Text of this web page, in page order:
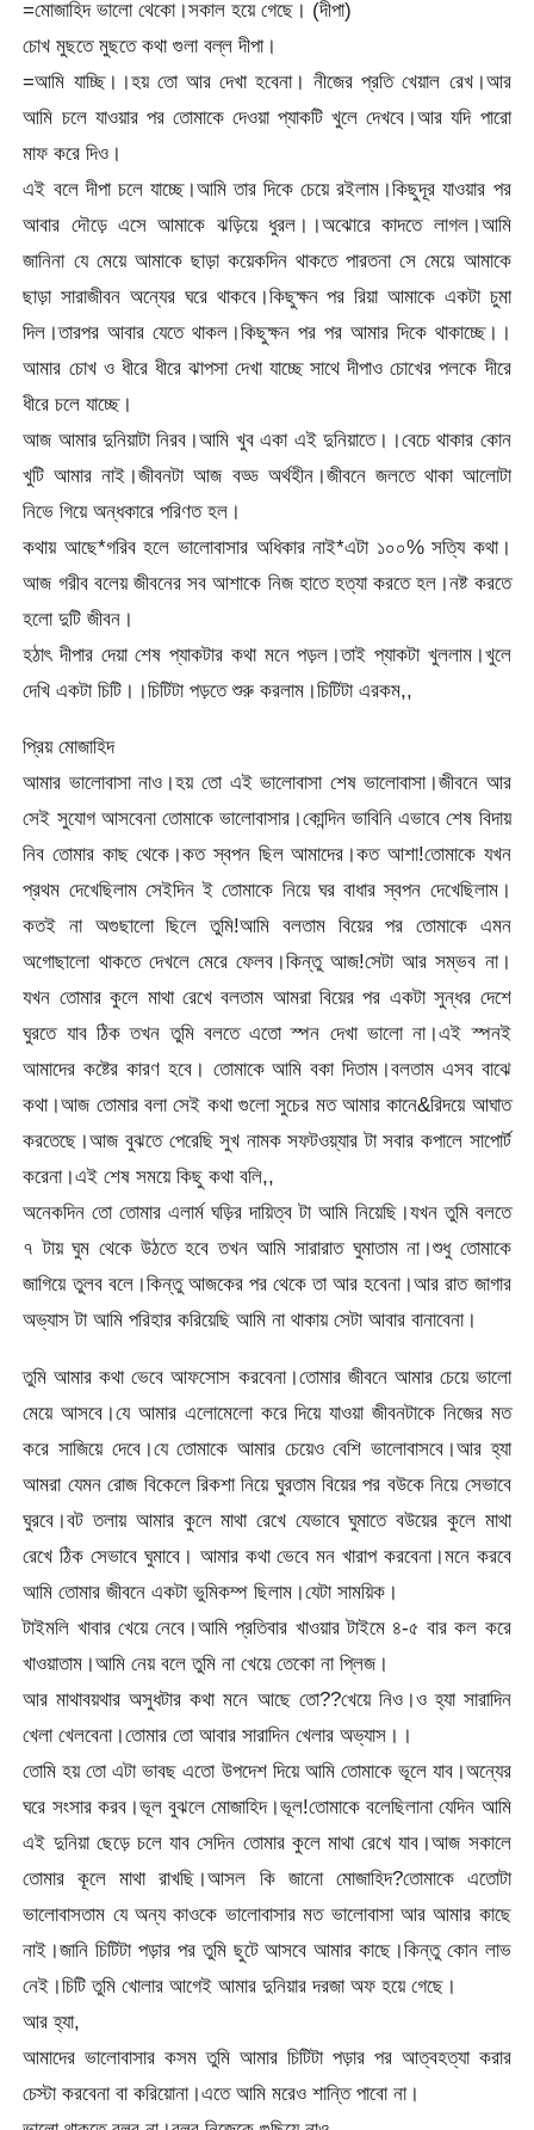
=মোজাহিদ ভালো থেকো।সকাল হয়ে গেছে। (দীপা)
চোখ মুছতে মুছতে কথা গুলা বল্ল দীপা।
=আমি যাচ্ছি।।হয় তো আর দেখা হবেনা। নীজের প্রতি খেয়াল রেখ।আর
আমি চলে যাওয়ার পর তোমাকে দেওয়া প্যাকটি খুলে দেখবে।আর যদি পারো
মাফ করে দিও।
এই বলে দীপা চলে যাচ্ছে।আমি তার দিকে চেয়ে রইলাম।কিছুদূর যাওয়ার পর
আবার দৌড়ে এসে আমাকে ঝড়িয়ে ধুরল।।অঝোরে কাদতে লাগল।আমি
জানিনা যে মেয়ে আমাকে ছাড়া কয়েকদিন থাকতে পারতনা সে মেয়ে আমাকে
ছাড়া সারাজীবন অন্যের ঘরে থাকবে।কিছুক্ষন পর রিয়া আমাকে একটা চুমা
দিল।তারপর আবার যেতে থাকল।কিছুক্ষন পর পর আমার দিকে থাকাচ্ছে।।
আমার চোখ ও ধীরে ধীরে ঝাপসা দেখা যাচ্ছে সাথে দীপাও চোখের পলকে দীরে
ধীরে চলে যাচ্ছে।
আজ আমার দুনিয়াটা নিরব।আমি খুব একা এই দুনিয়াতে।।বেচে থাকার কোন
খুটি আমার নাই।জীবনটা আজ বড্ড অর্থহীন।জীবনে জলতে থাকা আলোটা
নিভে গিয়ে অন্ধকারে পরিণত হল।
কথায় আছে*গরিব হলে ভালোবাসার অধিকার নাই*এটা ১০০% সত্যি কথা।
আজ গরীব বলেয় জীবনের সব আশাকে নিজ হাতে হত্যা করতে হল।নষ্ট করতে
হলো দুটি জীবন।
হঠাৎ দীপার দেয়া শেষ প্যাকটার কথা মনে পড়ল।তাই প্যাকটা খুললাম।খুলে
দেখি একটা চিটি।।চিটিটা পড়তে শুরু করলাম।চিটিটা এরকম,,
প্রিয় মোজাহিদ
আমার ভালোবাসা নাও।হয় তো এই ভালোবাসা শেষ ভালোবাসা।জীবনে আর
সেই সুযোগ আসবেনা তোমাকে ভালোবাসার।কোন্দিন ভাবিনি এভাবে শেষ বিদায়
নিব তোমার কাছ থেকে।কত স্বপন ছিল আমাদের।কত আশা!তোমাকে যখন
প্রথম দেখেছিলাম সেইদিন ই তোমাকে নিয়ে ঘর বাধার স্বপন দেখেছিলাম।
কতই না অগুছালো ছিলে তুমি!আমি বলতাম বিয়ের পর তোমাকে এমন
অগোছালো থাকতে দেখলে মেরে ফেলব।কিন্তু আজ!সেটা আর সম্ভব না।
যখন তোমার কুলে মাথা রেখে বলতাম আমরা বিয়ের পর একটা সুন্ধর দেশে
ঘুরতে যাব ঠিক তখন তুমি বলতে এতো স্পন দেখা ভালো না।এই স্পনই
আমাদের কষ্টের কারণ হবে। তোমাকে আমি বকা দিতাম।বলতাম এসব বাঝে
কথা।আজ তোমার বলা সেই কথা গুলো সুচের মত আমার কানে&রিদয়ে আঘাত
করতেছে।আজ বুঝতে পেরেছি সুখ নামক সফটওয়্যার টা সবার কপালে সাপোর্ট
করেনা।এই শেষ সময়ে কিছু কথা বলি,,
অনেকদিন তো তোমার এলার্ম ঘড়ির দায়িত্ব টা আমি নিয়েছি।যখন তুমি বলতে
৭ টায় ঘুম থেকে উঠতে হবে তখন আমি সারারাত ঘুমাতাম না।শুধু তোমাকে
জাগিয়ে তুলব বলে।কিন্তু আজকের পর থেকে তা আর হবেনা।আর রাত জাগার
অভ্যাস টা আমি পরিহার করিয়েছি আমি না থাকায় সেটা আবার বানাবেনা।
তুমি আমার কথা ভেবে আফসোস করবেনা।তোমার জীবনে আমার চেয়ে ভালো
মেয়ে আসবে।যে আমার এলোমেলো করে দিয়ে যাওয়া জীবনটাকে নিজের মত
করে সাজিয়ে দেবে।যে তোমাকে আমার চেয়েও বেশি ভালোবাসবে।আর হ্যা
আমরা যেমন রোজ বিকেলে রিকশা নিয়ে ঘুরতাম বিয়ের পর বউকে নিয়ে সেভাবে
ঘুরবে।বট তলায় আমার কুলে মাথা রেখে যেভাবে ঘুমাতে বউয়ের কুলে মাথা
রেখে ঠিক সেভাবে ঘুমাবে। আমার কথা ভেবে মন খারাপ করবেনা।মনে করবে
আমি তোমার জীবনে একটা ভুমিকম্প ছিলাম।যেটা সাময়িক।
টাইমলি খাবার খেয়ে নেবে।আমি প্রতিবার খাওয়ার টাইমে ৪-৫ বার কল করে
খাওয়াতাম।আমি নেয় বলে তুমি না খেয়ে তেকো না প্লিজ।
আর মাথাবয়থার অসুধটার কথা মনে আছে তো??খেয়ে নিও।ও হ্যা সারাদিন
খেলা খেলবেনা।তোমার তো আবার সারাদিন খেলার অভ্যাস।।
তোমি হয় তো এটা ভাবছ এতো উপদেশ দিয়ে আমি তোমাকে ভূলে যাব।অন্যের
ঘরে সংসার করব।ভূল বুঝলে মোজাহিদ।ভূল!তোমাকে বলেছিলানা যেদিন আমি
এই দুনিয়া ছেড়ে চলে যাব সেদিন তোমার কুলে মাথা রেখে যাব।আজ সকালে
তোমার কূলে মাথা রাখছি।আসল কি জানো মোজাহিদ?তোমাকে এতোটা
ভালোবাসতাম যে অন্য কাওকে ভালোবাসার মত ভালোবাসা আর আমার কাছে
নাই।জানি চিটিটা পড়ার পর তুমি ছুটে আসবে আমার কাছে।কিন্তু কোন লাভ
নেই।চিটি তুমি খোলার আগেই আমার দুনিয়ার দরজা অফ হয়ে গেছে।
আর হ্যা,
আমাদের ভালোবাসার কসম তুমি আমার চিটিটা পড়ার পর আত্বহত্যা করার
চেস্টা করবেনা বা করিয়োনা।এতে আমি মরেও শান্তি পাবো না।